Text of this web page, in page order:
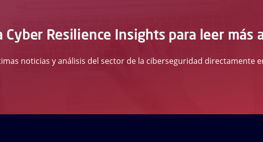
Cyber Resilience Insights para leer más
noticias y análisis del sector de la ciberseguridad directamente